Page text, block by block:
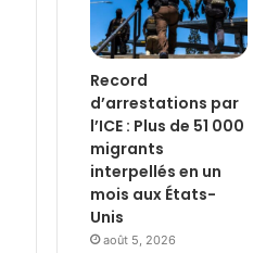
Record
d’arrestations par
l’ICE : Plus de 51 000
migrants
interpellés en un
mois aux États-
Unis
août 5, 2026